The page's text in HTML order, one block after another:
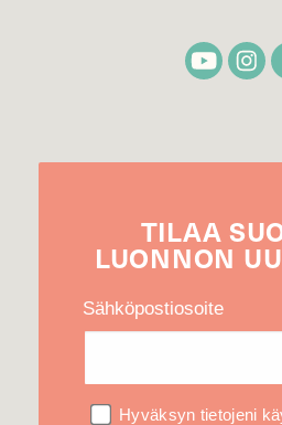
TILAA
LUONNON
Sähköpostiosoite
Hyväksyn tietojeni